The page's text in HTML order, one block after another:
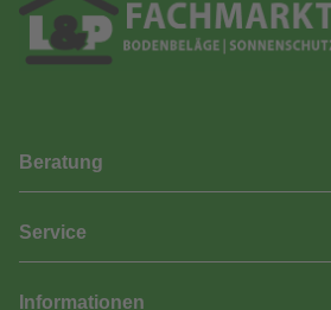
Beratung
Service
Informationen